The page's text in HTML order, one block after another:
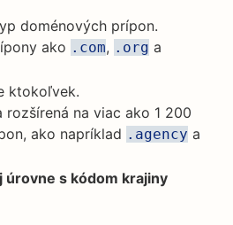
doménových prípon.
ako .com, .org a
ktokoľvek.
rozšírená na viac ako 1 200
ako napríklad .agency a
úrovne s kódom krajiny